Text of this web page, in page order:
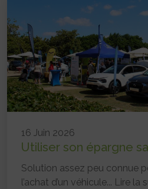
16 Juin 2026
Utiliser son épargne
Solution assez peu connue
l’achat d’un véhicule... Lire la